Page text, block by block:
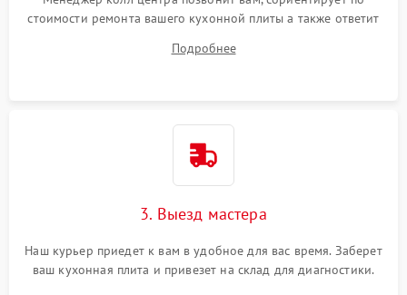
стоимости ремонта вашего кухонной плиты а также ответит
Подробнее
3. Выезд мастера
Наш курьер приедет к вам в удобное для вас время. Заберет
ваш кухонная плита и привезет на склад для диагностики.